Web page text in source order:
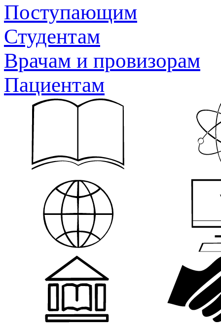
Поступающим
Студентам
Врачам и провизорам
Пациентам